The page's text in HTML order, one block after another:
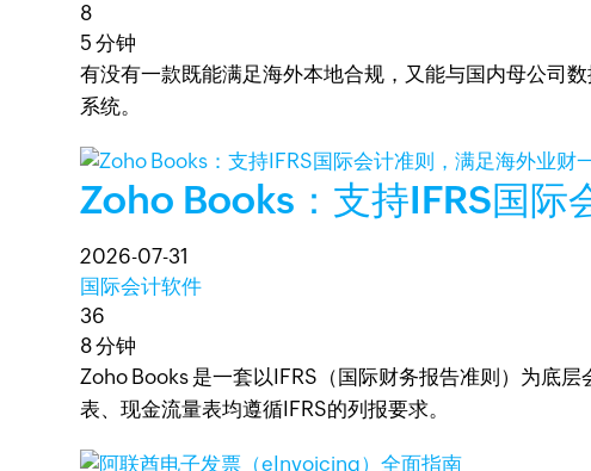
8
5 分钟
有没有一款既能满足海外本地合规，又能与国内母公司
系统。
Zoho Books：支持IFRS国际
2026-07-31
国际会计软件
36
8 分钟
Zoho Books 是一套以IFRS（国际财务报告准则）为底
表、现金流量表均遵循IFRS的列报要求。